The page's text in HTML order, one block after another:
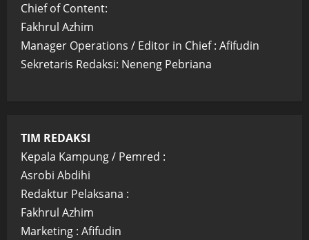
Chief of Content:
Fakhrul Azhim
Manager Operations / Editor in Chief : Afifudin
Sekretaris Redaksi: Neneng Pebriana
TIM REDAKSI
Kepala Kampung / Pemred :
Asrobi Abdihi
Redaktur Pelaksana :
Fakhrul Azhim
Marketing : Afifudin